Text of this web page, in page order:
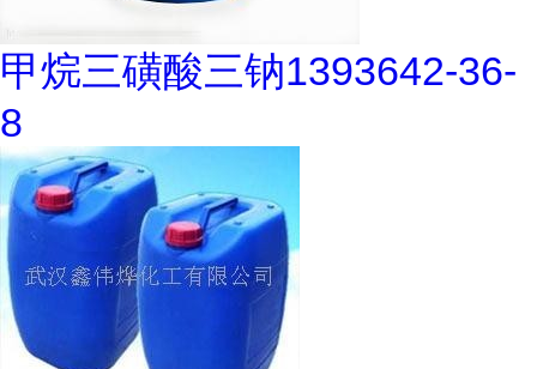
甲烷三磺酸三钠1393642-36-
8